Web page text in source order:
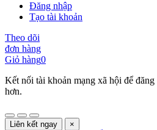
Đăng nhập
Tạo tài khoản
Theo dõi
đơn hàng
Giỏ hàng0
Kết nối tài khoản mạng xã hội để
hơn.
Liên kết ngay ×